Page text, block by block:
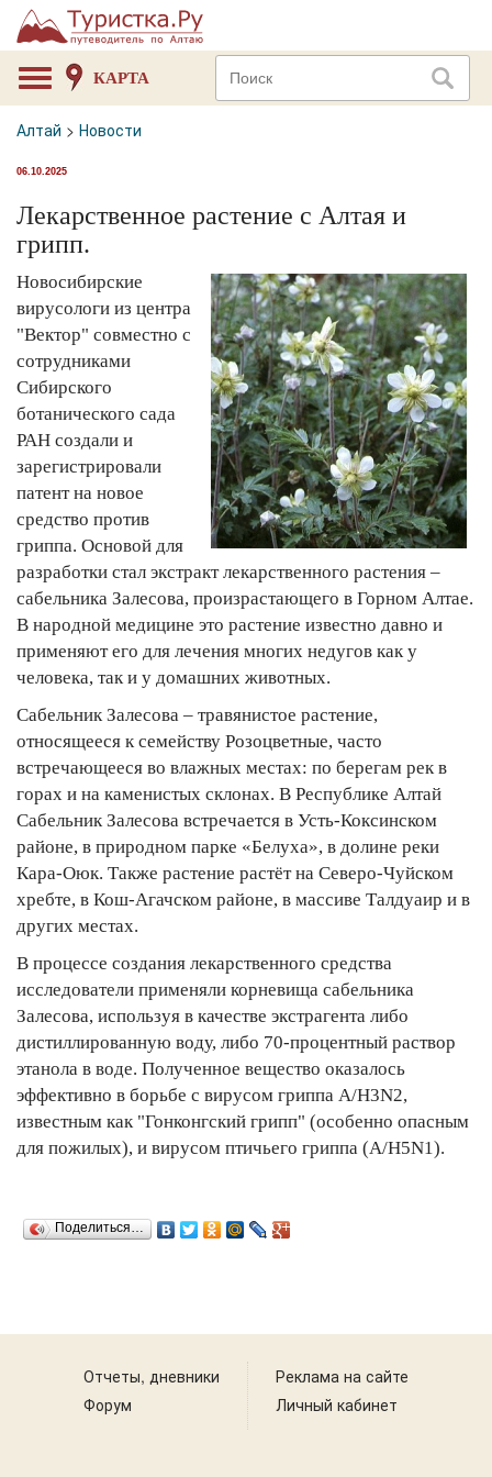
КАРТА
Алтай > Новости
06.10.2025
Лекарственное растение с Алтая и
грипп.
Новосибирские
вирусологи из центра
"Вектор" совместно с
сотрудниками
Сибирского
ботанического сада
РАН создали и
зарегистрировали
патент на новое
средство против
гриппа. Основой для
разработки стал экстракт лекарственного растения –
сабельника Залесова, произрастающего в Горном Алтае.
В народной медицине это растение известно давно и
применяют его для лечения многих недугов как у
человека, так и у домашних животных.
Сабельник Залесова – травянистое растение,
относящееся к семейству Розоцветные, часто
встречающееся во влажных местах: по берегам рек в
горах и на каменистых склонах. В Республике Алтай
Сабельник Залесова встречается в Усть-Коксинском
районе, в природном парке «Белуха», в долине реки
Кара-Оюк. Также растение растёт на Северо-Чуйском
хребте, в Кош-Агачском районе, в массиве Талдуаир и в
других местах.
В процессе создания лекарственного средства
исследователи применяли корневища сабельника
Залесова, используя в качестве экстрагента либо
дистиллированную воду, либо 70-процентный раствор
этанола в воде. Полученное вещество оказалось
эффективно в борьбе с вирусом гриппа A/H3N2,
известным как "Гонконгский грипп" (особенно опасным
для пожилых), и вирусом птичьего гриппа (A/H5N1).
Поделиться…
Отчеты, дневники
Форум
Реклама на сайте
Личный кабинет